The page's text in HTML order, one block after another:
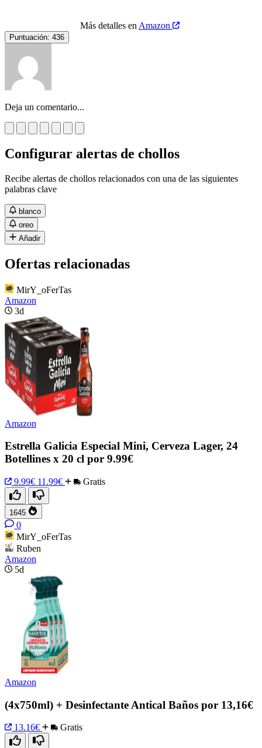
Más detalles en Amazon
Puntuación: 436
Deja un comentario...
Configurar alertas de chollos
Recibe alertas de chollos relacionados con una de las siguientes
palabras clave
blanco
oreo
Añadir
Ofertas relacionadas
MirY_oFerTas
Amazon
3d
Amazon
Estrella Galicia Especial Mini, Cerveza Lager, 24
Botellines x 20 cl por 9.99€
9.99€ 11.99€ Gratis
1645
0
MirY_oFerTas
Ruben
Amazon
5d
Amazon
(4x750ml) + Desinfectante Antical Baños por 13,16€
13.16€ Gratis